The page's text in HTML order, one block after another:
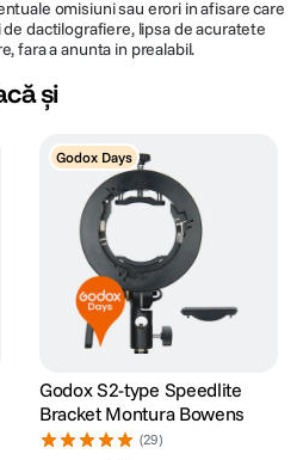
omisiuni sau erori in afisare care
dactilografiere, lipsa de acuratete
fara a anunta in prealabil.
și
Godox Days
Godox S2-type Speedlite
Bracket Montura Bowens
(29)